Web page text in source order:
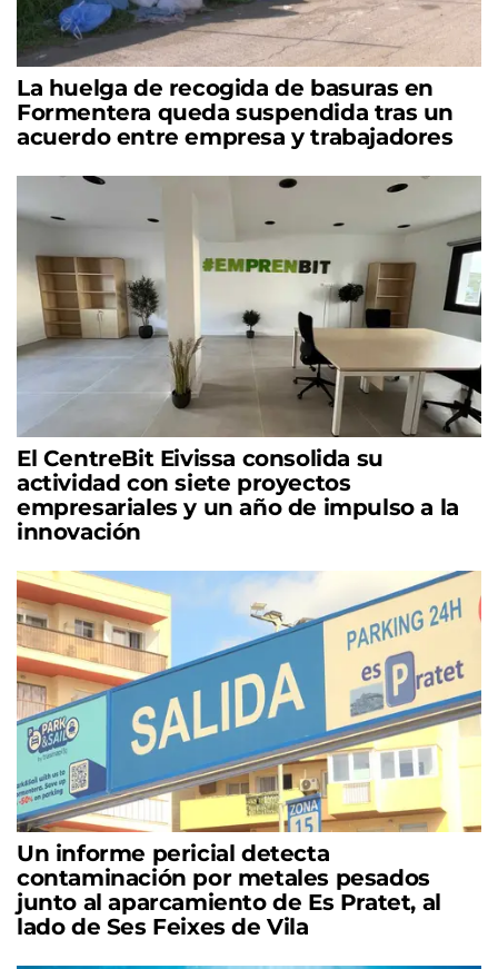
La huelga de recogida de basuras en
Formentera queda suspendida tras un
acuerdo entre empresa y trabajadores
El CentreBit Eivissa consolida su
actividad con siete proyectos
empresariales y un año de impulso a la
innovación
Un informe pericial detecta
contaminación por metales pesados
junto al aparcamiento de Es Pratet, al
lado de Ses Feixes de Vila